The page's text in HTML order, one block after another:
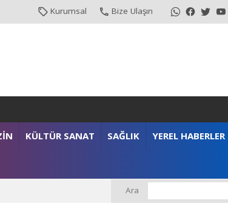
Kurumsal Bize Ulaşın
KÜLTÜR SANAT SAĞLIK YEREL HABERLER
Ara